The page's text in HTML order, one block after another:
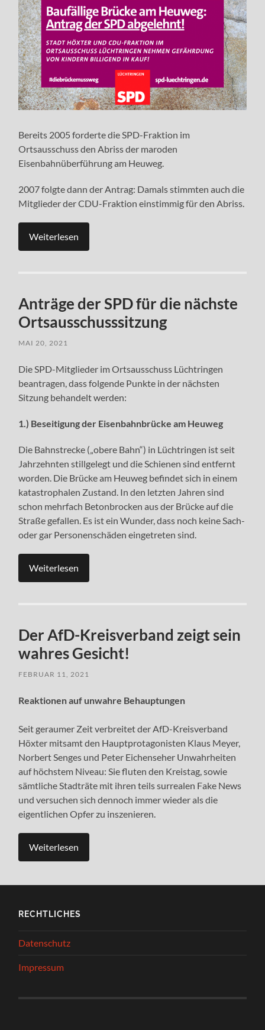
Bereits 2005 forderte die SPD-Fraktion im
Ortsausschuss den Abriss der maroden
Eisenbahnüberführung am Heuweg.
2007 folgte dann der Antrag: Damals stimmten auch die
Mitglieder der CDU-Fraktion einstimmig für den Abriss.
Weiterlesen
Anträge der SPD für die nächste
Ortsausschusssitzung
MAI 20, 2021
Die SPD-Mitglieder im Ortsausschuss Lüchtringen
beantragen, dass folgende Punkte in der nächsten
Sitzung behandelt werden:
1.) Beseitigung der Eisenbahnbrücke am Heuweg
Die Bahnstrecke („obere Bahn“) in Lüchtringen ist seit
Jahrzehnten stillgelegt und die Schienen sind entfernt
worden. Die Brücke am Heuweg befindet sich in einem
katastrophalen Zustand. In den letzten Jahren sind
schon mehrfach Betonbrocken aus der Brücke auf die
Straße gefallen. Es ist ein Wunder, dass noch keine Sach-
oder gar Personenschäden eingetreten sind.
Weiterlesen
Der AfD-Kreisverband zeigt sein
wahres Gesicht!
FEBRUAR 11, 2021
Reaktionen auf unwahre Behauptungen
Seit geraumer Zeit verbreitet der AfD-Kreisverband
Höxter mitsamt den Hauptprotagonisten Klaus Meyer,
Norbert Senges und Peter Eichenseher Unwahrheiten
auf höchstem Niveau: Sie fluten den Kreistag, sowie
sämtliche Stadträte mit ihren teils surrealen Fake News
und versuchen sich dennoch immer wieder als die
eigentlichen Opfer zu inszenieren.
Weiterlesen
RECHTLICHES
Datenschutz
Impressum